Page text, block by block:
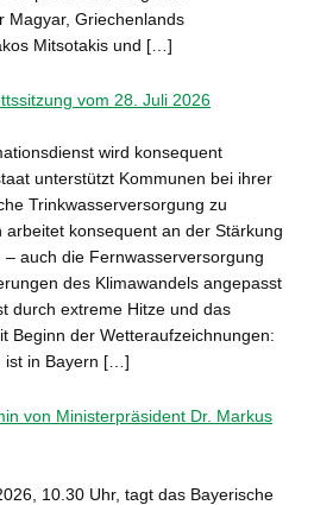
Magyar, Griechenlands
Mitsotakis und […]
vom 28. Juli 2026
wird konsequent
unterstützt Kommunen bei ihrer
Trinkwasserversorgung zu
arbeitet konsequent an der Stärkung
auch die Fernwasserversorgung
des Klimawandels angepasst
durch extreme Hitze und das
Beginn der Wetteraufzeichnungen:
ist in Bayern […]
von Ministerpräsident Dr. Markus
10.30 Uhr, tagt das Bayerische